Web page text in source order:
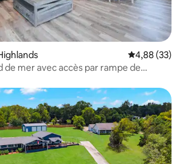
Évaluation
4,88 (33)
de mer avec accès par rampe de